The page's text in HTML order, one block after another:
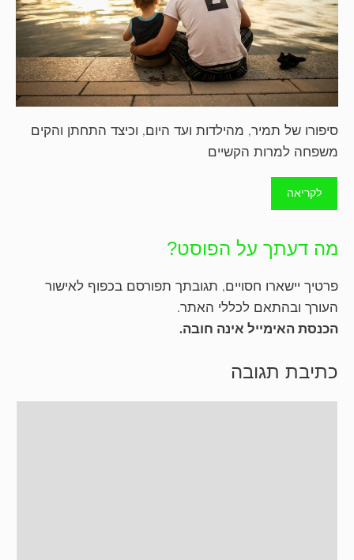
סיפורו של תמיר, מהילדות ועד היום, וכיצד התחתן והקים
משפחה למרות הקשיים
לקריאה
מה דעתך על הפוסט?
פרטיך יישארו חסויים, תגובתך תפורסם בכפוף לאישור
העורך ובהתאם לכללי האתר.
הכנסת האימייל אינה חובה.
כתיבת תגובה